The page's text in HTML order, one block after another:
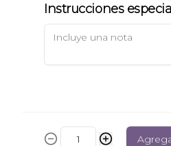
$60.00
almendra.
Instrucciones